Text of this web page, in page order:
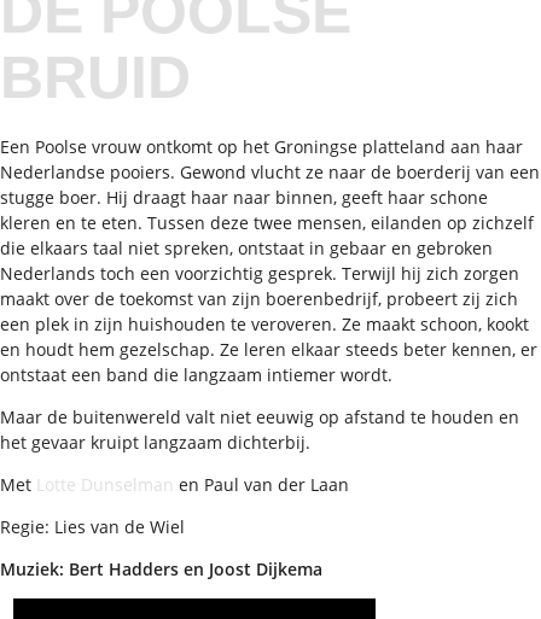
BRUID
Een Poolse vrouw ontkomt op het Groningse platteland aan haar
Nederlandse pooiers. Gewond vlucht ze naar de boerderij van een
stugge boer. Hij draagt haar naar binnen, geeft haar schone
kleren en te eten. Tussen deze twee mensen, eilanden op zichzelf
die elkaars taal niet spreken, ontstaat in gebaar en gebroken
Nederlands toch een voorzichtig gesprek. Terwijl hij zich zorgen
maakt over de toekomst van zijn boerenbedrijf, probeert zij zich
een plek in zijn huishouden te veroveren. Ze maakt schoon, kookt
en houdt hem gezelschap. Ze leren elkaar steeds beter kennen, er
ontstaat een band die langzaam intiemer wordt.
Maar de buitenwereld valt niet eeuwig op afstand te houden en
het gevaar kruipt langzaam dichterbij.
Met Lotte Dunselman en Paul van der Laan
Regie: Lies van de Wiel
Muziek: Bert Hadders en Joost Dijkema